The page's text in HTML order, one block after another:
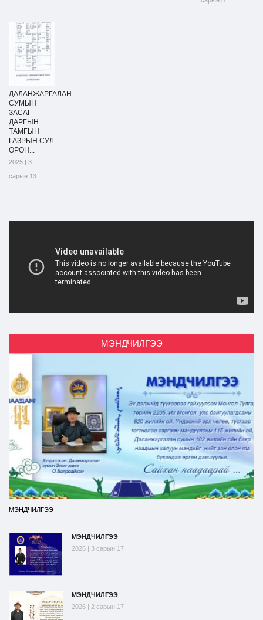
ДАЛАНЖАРГАЛАН
СУМЫН
ЗАСАГ
ДАРГЫН
ТАМГЫН
ГАЗРЫН СУЛ
ОРОН...
2025 | 3
сарын 13
МЭНДЧИЛГЭЭ
МЭНДЧИЛГЭЭ
МЭНДЧИЛГЭЭ
2026 | 3 сарын 17
МЭНДЧИЛГЭЭ
2026 | 2 сарын 17